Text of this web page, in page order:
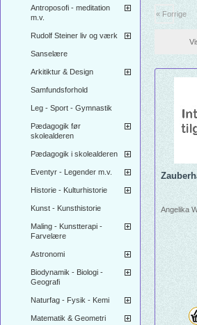
Antroposofi - meditation
m.v.
Rudolf Steiner liv og værk
Sanselære
Arkitiktur & Design
Samfundsforhold
Leg - Sport - Gymnastik
Pædagogik før
skolealderen
Pædagogik i skolealderen
Eventyr - Legender m.v.
Historie - Kulturhistorie
Kunst - Kunsthistorie
Maling - Kunstterapi -
Farvelære
Astronomi
Biodynamik - Biologi -
Geografi
Naturfag - Fysik - Kemi
Matematik & Geometri
« Forrige
Angelika